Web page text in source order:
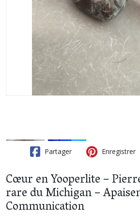
Partager Enregistrer
Cœur en Yooperlite –
rare du Michigan –
Communication